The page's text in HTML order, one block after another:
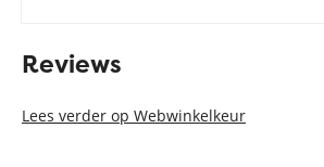
Reviews
Lees verder op Webwinkelkeur